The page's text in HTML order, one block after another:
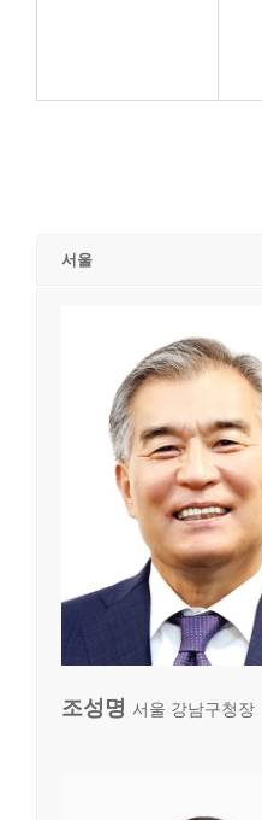
서울
조성명 서울 강남구청장